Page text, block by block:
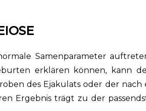
Samenparameter
erklären können, kann
des Ejakulats oder der
Ergebnis trägt zu der